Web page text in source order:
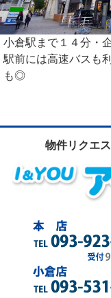
小倉駅まで１４分・
駅前には高速バスも
も◎
物件リクエス